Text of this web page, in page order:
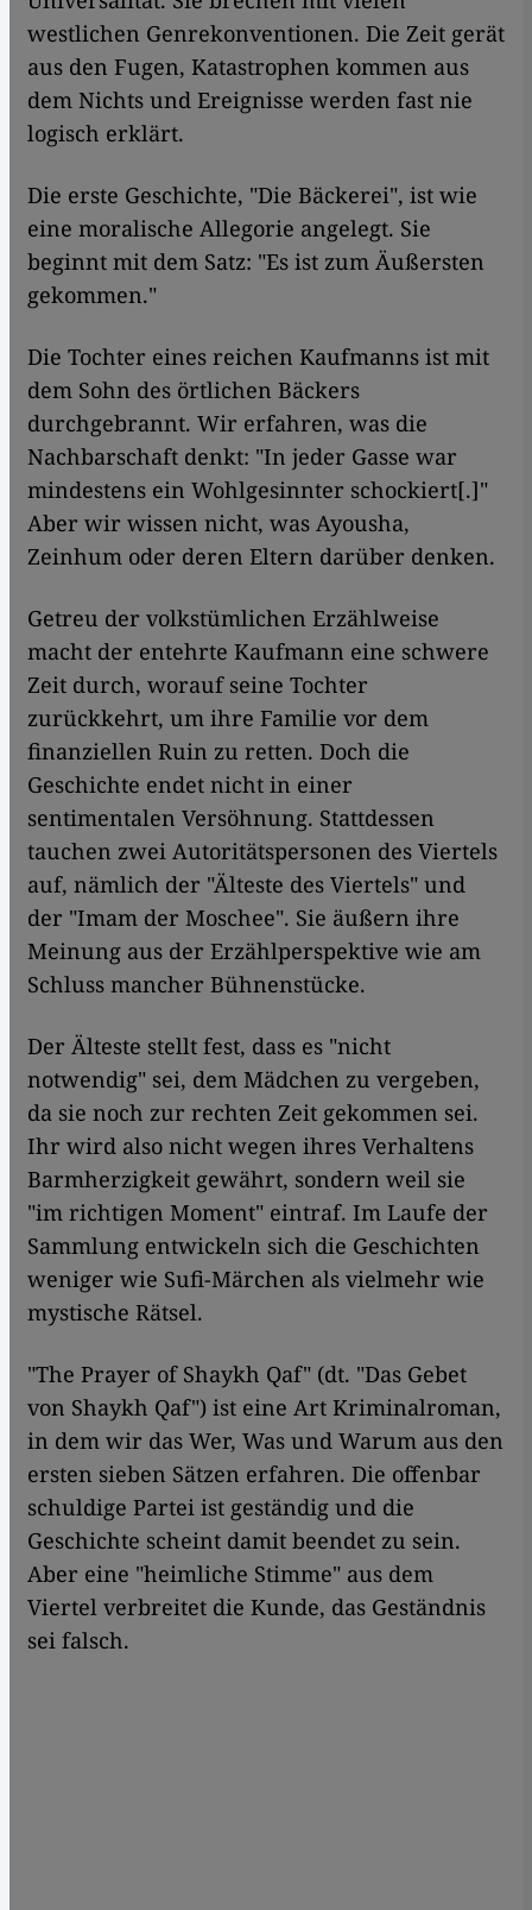
westlichen Genrekonventionen. Die Zeit gerät
aus den Fugen, Katastrophen kommen aus
dem Nichts und Ereignisse werden fast nie
logisch erklärt.
Die erste Geschichte, "Die Bäckerei", ist wie
eine moralische Allegorie angelegt. Sie
beginnt mit dem Satz: "Es ist zum Äußersten
gekommen."
Die Tochter eines reichen Kaufmanns ist mit
dem Sohn des örtlichen Bäckers
durchgebrannt. Wir erfahren, was die
Nachbarschaft denkt: "In jeder Gasse war
mindestens ein Wohlgesinnter schockiert[.]"
Aber wir wissen nicht, was Ayousha,
Zeinhum oder deren Eltern darüber denken.
Getreu der volkstümlichen Erzählweise
macht der entehrte Kaufmann eine schwere
Zeit durch, worauf seine Tochter
zurückkehrt, um ihre Familie vor dem
finanziellen Ruin zu retten. Doch die
Geschichte endet nicht in einer
sentimentalen Versöhnung. Stattdessen
tauchen zwei Autoritätspersonen des Viertels
auf, nämlich der "Älteste des Viertels" und
der "Imam der Moschee". Sie äußern ihre
Meinung aus der Erzählperspektive wie am
Schluss mancher Bühnenstücke.
Der Älteste stellt fest, dass es "nicht
notwendig" sei, dem Mädchen zu vergeben,
da sie noch zur rechten Zeit gekommen sei.
Ihr wird also nicht wegen ihres Verhaltens
Barmherzigkeit gewährt, sondern weil sie
"im richtigen Moment" eintraf. Im Laufe der
Sammlung entwickeln sich die Geschichten
weniger wie Sufi-Märchen als vielmehr wie
mystische Rätsel.
"The Prayer of Shaykh Qaf" (dt. "Das Gebet
von Shaykh Qaf") ist eine Art Kriminalroman,
in dem wir das Wer, Was und Warum aus den
ersten sieben Sätzen erfahren. Die offenbar
schuldige Partei ist geständig und die
Geschichte scheint damit beendet zu sein.
Aber eine "heimliche Stimme" aus dem
Viertel verbreitet die Kunde, das Geständnis
sei falsch.